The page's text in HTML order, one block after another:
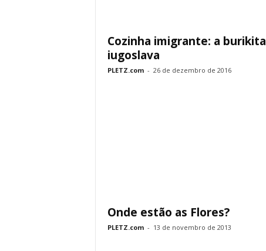
Cozinha imigrante: a burikita
iugoslava
PLETZ.com - 26 de dezembro de 2016
Onde estão as Flores?
PLETZ.com - 13 de novembro de 2013